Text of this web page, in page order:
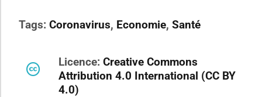
Tags: Coronavirus, Economie, Santé
Licence: Creative Commons
Attribution 4.0 International (CC BY
4.0)